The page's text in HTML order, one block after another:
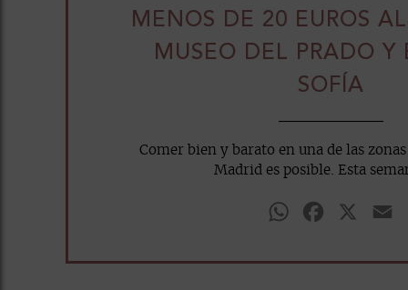
MENOS DE 20 EUROS
MUSEO DEL PRADO Y
SOFÍA
Comer bien y barato en una de las
Madrid es posible. Esta
WhatsAppFacebook